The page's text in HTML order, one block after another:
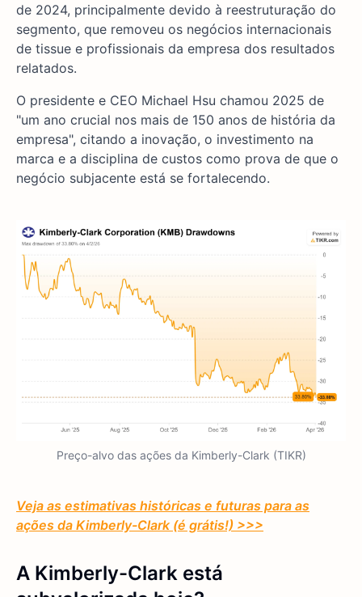
de 2024, principalmente devido à reestruturação do
segmento, que removeu os negócios internacionais
de tissue e profissionais da empresa dos resultados
relatados.
O presidente e CEO Michael Hsu chamou 2025 de
"um ano crucial nos mais de 150 anos de história da
empresa", citando a inovação, o investimento na
marca e a disciplina de custos como prova de que o
negócio subjacente está se fortalecendo.
Preço-alvo das ações da Kimberly-Clark (TIKR)
Veja as estimativas históricas e futuras para as
ações da Kimberly-Clark (é grátis!) >>>
A Kimberly-Clark está